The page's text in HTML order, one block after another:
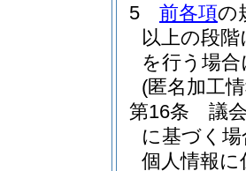
5
前各項の
以上の段
を行う場
(匿名加工
第16条
議
に基づく
個人情報